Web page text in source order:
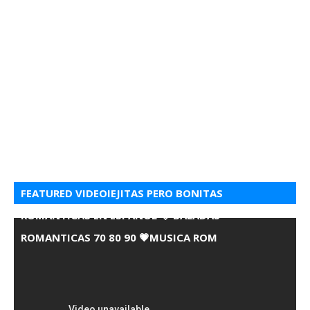
FEATURED VIDEOIEJITAS PERO BONITAS
ROMANTICAS EN ESPANOL 💘 BALADAS
ROMANTICAS 70 80 90 💗MUSICA ROM